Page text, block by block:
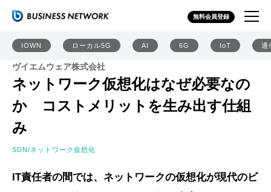
無料会員登録
IOWN ローカル5G AI 6G IoT 通
ヴイエムウェア株式会社
ネットワーク仮想化はなぜ必要なの
か コストメリットを生み出す仕組
み
SDN/ネットワーク仮想化
IT責任者の間では、ネットワークの仮想化が現代のビ